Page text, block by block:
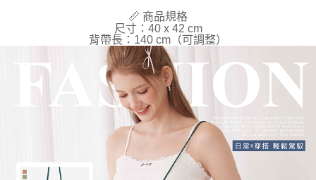
📏 商品規格
尺寸：40 x 42 cm
背帶長：140 cm（可調整）